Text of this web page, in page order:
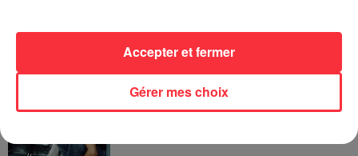
5 août 2026
Pearl Jam replonge dans ses débuts
Gérer mes choix
Accepter et fermer